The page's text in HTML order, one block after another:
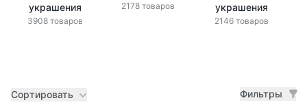
украшения
3908 товаров
2178 товаров
украшения
2146 товаров
Сортировать Фильтры